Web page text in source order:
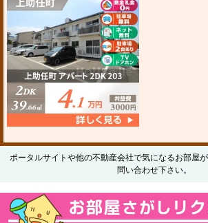
ポータルサイトや他の不動産会社で気になるお部屋
問い合わせ下さい。